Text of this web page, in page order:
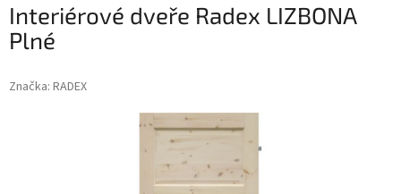
Interiérové dveře Radex LIZBONA
Plné
Značka: RADEX